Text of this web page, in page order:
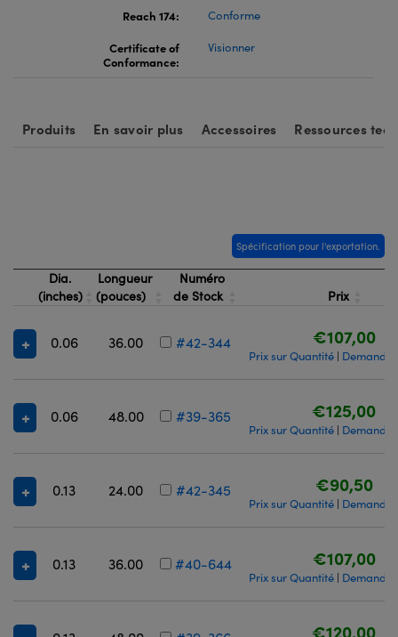
Reach 174:
Conforme
Certificate of
Conformance:
Visionner
Produits En savoir plus Accessoires Ressources
Spécification pour l'exportation.
Dia.
(inches)
Longueur
(pouces)
Numéro
de Stock
Prix
0.06 36.00 #42-344 €107,00
Prix sur Quantité| Demande
0.06 48.00 #39-365 €125,00
Prix sur Quantité| Demande
0.13 24.00 #42-345 €90,50
Prix sur Quantité| Demande
0.13 36.00 #40-644 €107,00
Prix sur Quantité| Demande
€120,00